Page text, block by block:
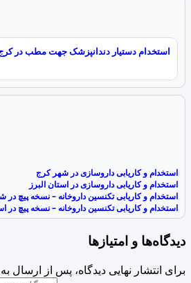
استخدام دستیار دندانپزشک جهت مطب در
استخدام و کاریابی داروسازی در شهر کرج
استخدام و کاریابی داروسازی در استان البرز
استخدام و کاریابی تکنسین داروخانه – نسخه پیچ در
استخدام و کاریابی تکنسین داروخانه – نسخه پیچ در
دیدگاه‌ها و امتیازها
برای انتشار نهایی دیدگاه، پس از